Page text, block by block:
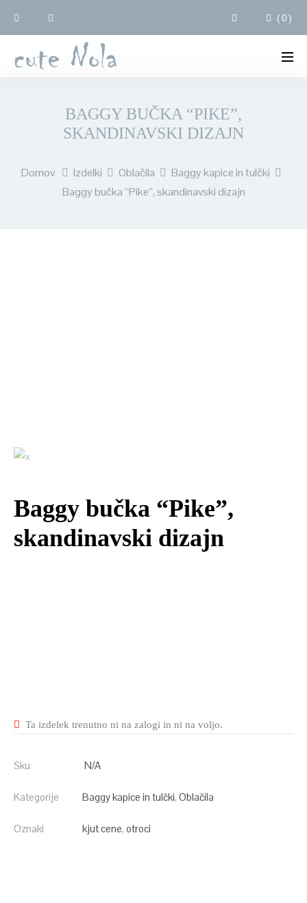
(0)
BAGGY BUČKA “PIKE”,
SKANDINAVSKI DIZAJN
Domov Izdelki Oblačila
Baggy kapice in tulčki
Baggy bučka “Pike”, skandinavski dizajn
Baggy bučka “Pike”,
skandinavski dizajn
Ta izdelek trenutno ni na zalogi in ni na voljo.
Sku N/A
Kategorije Baggy kapice in tulčki, Oblačila
Oznaki kjut cene, otroci